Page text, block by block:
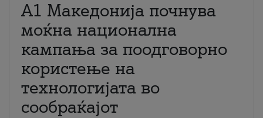
A1 Македонија почнува
моќна национална
кампања за поодговорно
користење на
технологијата во
сообраќајот